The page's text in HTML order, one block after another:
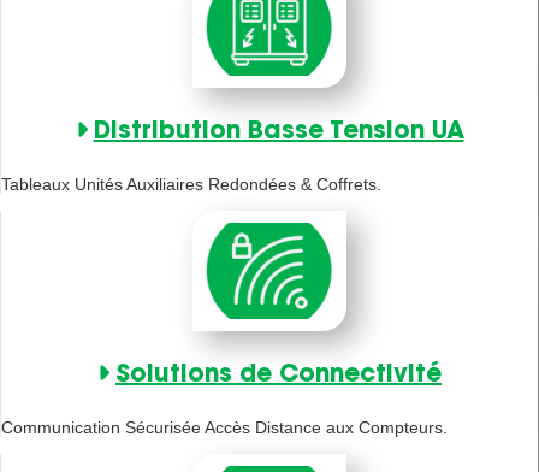
Distribution Basse Tension UA
Tableaux Unités Auxiliaires Redondées & Coffrets.
Solutions de Connectivité
Communication Sécurisée Accès Distance aux Compteurs.